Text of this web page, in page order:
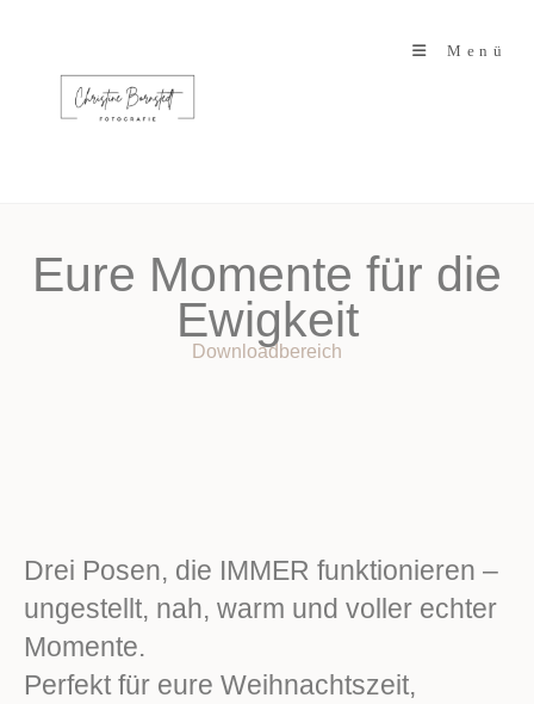
Menü
Eure Momente für die
Ewigkeit
Downloadbereich
Drei Posen, die IMMER funktionieren –
ungestellt, nah, warm und voller echter
Momente.
Perfekt für eure Weihnachtszeit,